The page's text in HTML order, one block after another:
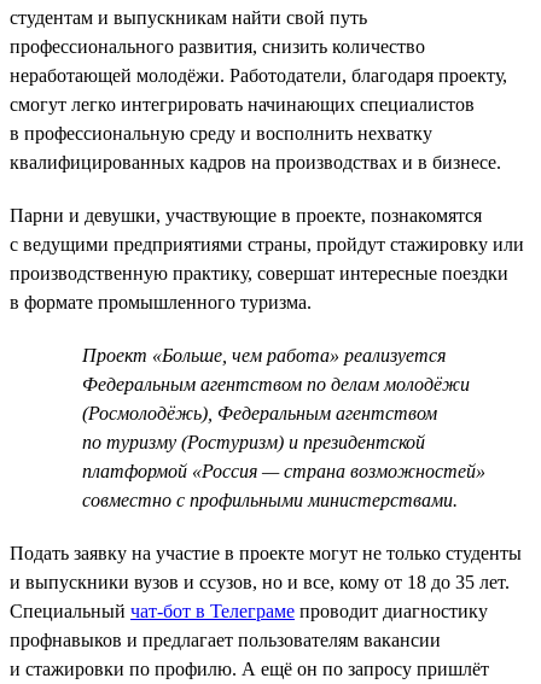
студентам и выпускникам найти свой путь
профессионального развития, снизить количество
неработающей молодёжи. Работодатели, благодаря проекту,
смогут легко интегрировать начинающих специалистов
в профессиональную среду и восполнить нехватку
квалифицированных кадров на производствах и в бизнесе.
Парни и девушки, участвующие в проекте, познакомятся
с ведущими предприятиями страны, пройдут стажировку или
производственную практику, совершат интересные поездки
в формате промышленного туризма.
Проект «Больше, чем работа» реализуется
Федеральным агентством по делам молодёжи
(Росмолодёжь), Федеральным агентством
по туризму (Ростуризм) и президентской
платформой «Россия — страна возможностей»
совместно с профильными министерствами.
Подать заявку на участие в проекте могут не только студенты
и выпускники вузов и ссузов, но и все, кому от 18 до 35 лет.
Специальный чат-бот в Телеграме проводит диагностику
профнавыков и предлагает пользователям вакансии
и стажировки по профилю. А ещё он по запросу пришлёт